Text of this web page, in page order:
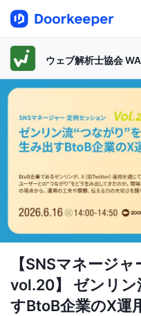
ウェブ解析士協会
【SNSマネージ
vol.20】 ゼンリン
すBtoB企業のX運